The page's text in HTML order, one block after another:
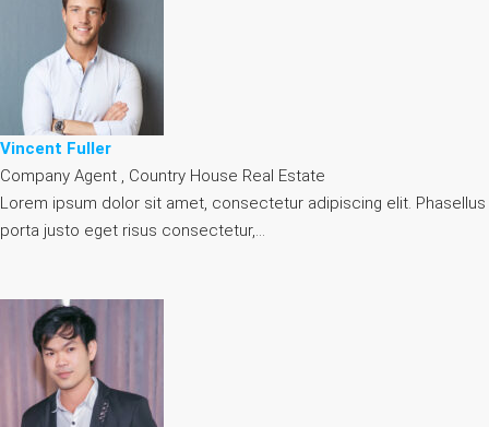
Vincent Fuller
Company Agent , Country House Real Estate
Lorem ipsum dolor sit amet, consectetur adipiscing elit. Phasellus
porta justo eget risus consectetur,…